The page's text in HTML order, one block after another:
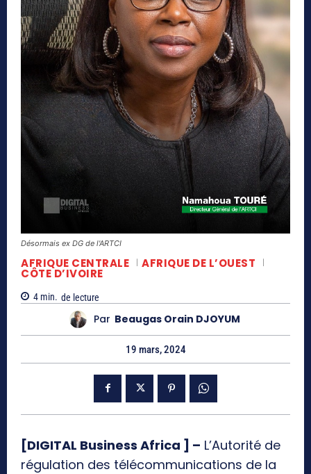
Désormais ex DG de l'ARTCI
AFRIQUE CENTRALE AFRIQUE DE L’OUEST
CÔTE D’IVOIRE
4 min. de lecture
Par Beaugas Orain DJOYUM
19 mars, 2024
[DIGITAL Business Africa ] – L’Autorité de
régulation des télécommunications de la